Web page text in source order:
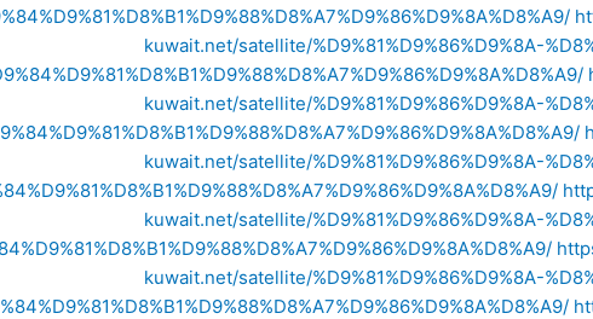
kuwait.net/satellite/%D9%81%D9%86%D9%8A-
kuwait.net/satellite/%D9%81%D9%86%D9%8A-
kuwait.net/satellite/%D9%81%D9%86%D9%8A-
kuwait.net/satellite/%D9%81%D9%86%D9%8A-
kuwait.net/satellite/%D9%81%D9%86%D9%8A-